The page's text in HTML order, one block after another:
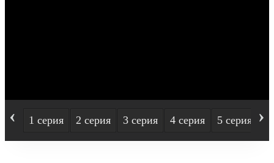
‹ 1 серия 2 серия 3 серия 4 серия 5 серия ›